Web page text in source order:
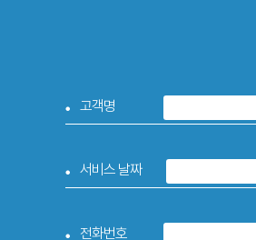
고객명
서비스 날짜
전화번호